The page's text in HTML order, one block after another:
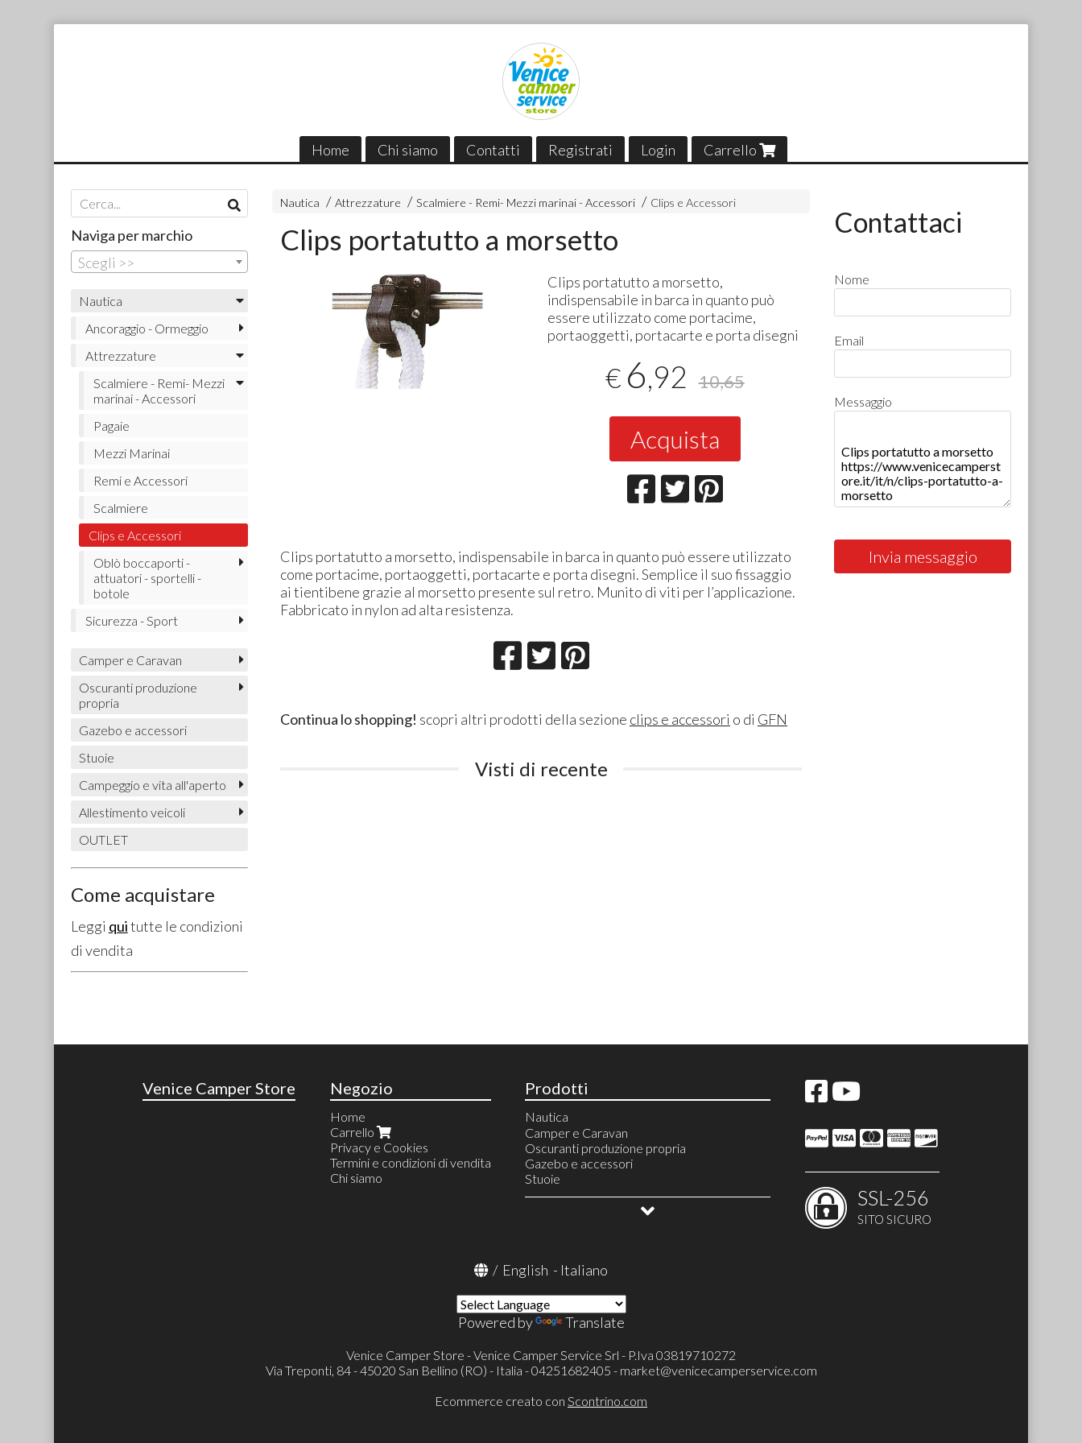
Home Chi siamo Contatti Registrati Login Carrello
Nautica Attrezzature Scalmiere - Remi- Mezzi marinai - Accessori Clips e Accessori
Clips portatutto a morsetto
Clips portatutto a morsetto,
indispensabile in barca in quanto può
essere utilizzato come portacime,
portaoggetti, portacarte e porta disegni
€ 6,92 10,65
Acquista
Clips portatutto a morsetto, indispensabile in barca in quanto può essere utilizzato
come portacime, portaoggetti, portacarte e porta disegni. Semplice il suo fissaggio
ai tientibene grazie al morsetto presente sul retro. Munito di viti per l’applicazione.
Fabbricato in nylon ad alta resistenza.
Continua lo shopping! scopri altri prodotti della sezione clips e accessori o di GFN
Visti di recente
Naviga per marchio
Scegli >>
Nautica
Ancoraggio - Ormeggio
Attrezzature
Scalmiere - Remi- Mezzi
marinai - Accessori
Pagaie
Mezzi Marinai
Remi e Accessori
Scalmiere
Clips e Accessori
Oblò boccaporti -
attuatori - sportelli -
botole
Sicurezza - Sport
Camper e Caravan
Oscuranti produzione
propria
Gazebo e accessori
Stuoie
Campeggio e vita all'aperto
Allestimento veicoli
OUTLET
Come acquistare
Leggi quitutte le condizioni
di vendita
Contattaci
Nome
Email
Messaggio
Invia messaggio
Venice Camper Store Negozio
Home
Carrello
Privacy e Cookies
Termini e condizioni di vendita
Chi siamo
Prodotti
Nautica
Ancoraggio - Ormeggio
Attrezzature
Scalmiere - Remi- Mezzi marinai - Accessori
Pagaie
Mezzi Marinai
Oblò boccaporti - attuatori - sportelli - botole
Sicurezza - Sport
Camper e Caravan
Oscuranti produzione propria
Gazebo e accessori
Stuoie
Campeggio e vita all'aperto
SSL-256
SITO SICURO
/ English - Italiano
Powered by Translate
Venice Camper Store - Venice Camper Service Srl - P.Iva 03819710272
Via Treponti, 84 - 45020 San Bellino (RO) - Italia - 04251682405 - market@venicecamperservice.com
Ecommerce creato con Scontrino.com